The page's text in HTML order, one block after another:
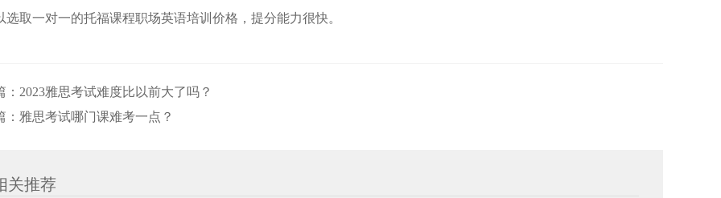
选取一对一的托福课程职场英语培训价格，提分能力很快。
： 2023雅思考试难度比以前大了吗？
雅思考试哪门课难考一点？
关推荐